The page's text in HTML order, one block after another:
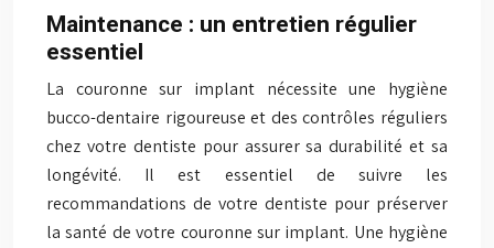
Maintenance : un entretien régulier
essentiel
La couronne sur implant nécessite une hygiène
bucco-dentaire rigoureuse et des contrôles réguliers
chez votre dentiste pour assurer sa durabilité et sa
longévité. Il est essentiel de suivre les
recommandations de votre dentiste pour préserver
la santé de votre couronne sur implant. Une hygiène